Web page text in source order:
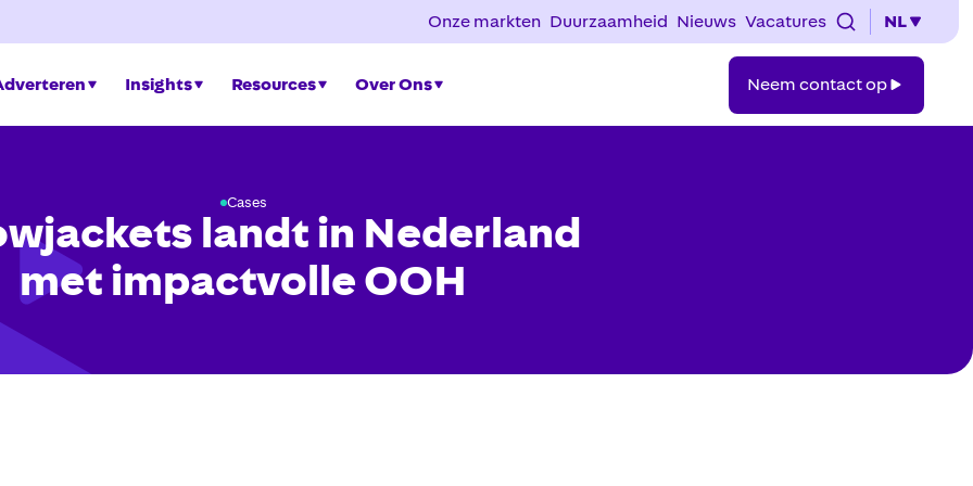
Onze markten Duurzaamheid Nieuws Vacatures NL
Insights Resources Over Ons
contact
op
Neem contact op
Cases
landt in Nederland
met impactvolle OOH